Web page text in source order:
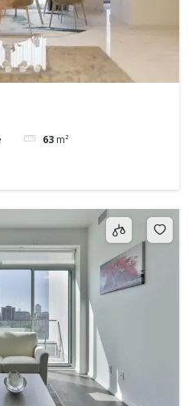
63 m²